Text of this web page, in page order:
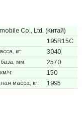
Co., Ltd. (Китай)
195R15C
кг: 3040
мм: 2570
ч: 150
масса, кг: 1995